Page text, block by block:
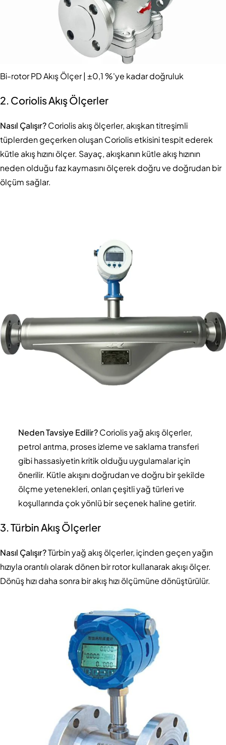
Bi-rotor PD Akış Ölçer | ±0,1 %'ye kadar doğruluk
2. Coriolis Akış Ölçerler
Nasıl Çalışır?Coriolis akış ölçerler, akışkan titreşimli
tüplerden geçerken oluşan Coriolis etkisini tespit ederek
kütle akış hızını ölçer. Sayaç, akışkanın kütle akış hızının
neden olduğu faz kaymasını ölçerek doğru ve doğrudan bir
ölçüm sağlar.
Neden Tavsiye Edilir?Coriolis yağ akış ölçerler,
petrol arıtma, proses izleme ve saklama transferi
gibi hassasiyetin kritik olduğu uygulamalar için
önerilir. Kütle akışını doğrudan ve doğru bir şekilde
ölçme yetenekleri, onları çeşitli yağ türleri ve
koşullarında çok yönlü bir seçenek haline getirir.
3. Türbin Akış Ölçerler
Nasıl Çalışır?Türbin yağ akış ölçerler, içinden geçen yağın
hızıyla orantılı olarak dönen bir rotor kullanarak akışı ölçer.
Dönüş hızı daha sonra bir akış hızı ölçümüne dönüştürülür.